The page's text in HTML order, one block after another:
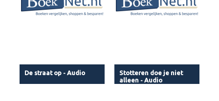
De straat op - Audio
Stotteren doe je niet
alleen - Audio